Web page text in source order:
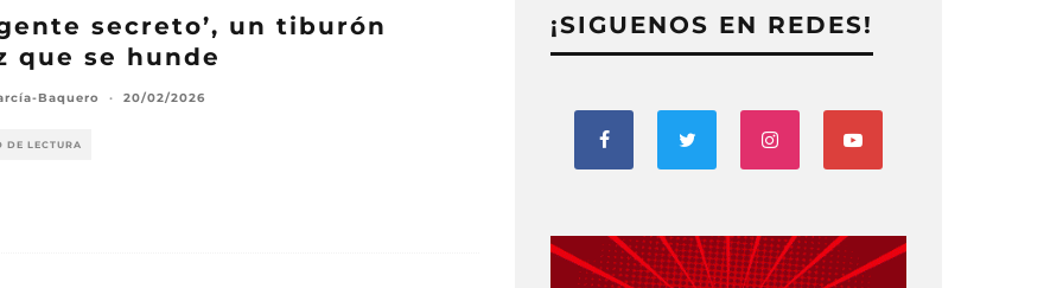
secreto’, un tiburón
que se hunde
Baquero · 20/02/2026
DE LECTURA
¡SIGUENOS EN REDES!